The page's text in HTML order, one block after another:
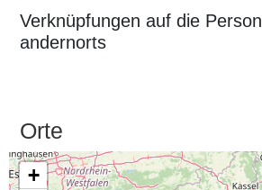
Verknüpfungen auf die Person
andernorts
Orte
+